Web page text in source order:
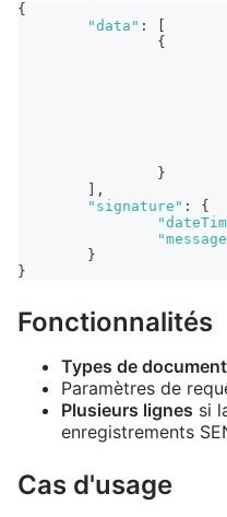
{
"data" :
{
}
,
"signature" :
{
}
}
Fonctionnalités
Types de document
Paramètres de
Plusieurs lignes si
enregistrements
Cas d'usage